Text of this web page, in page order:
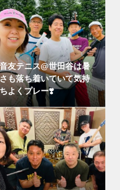
音友テニス@世田谷は暑
さも落ち着いていて気持
ちよくプレー❣️